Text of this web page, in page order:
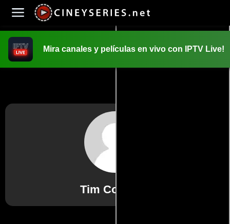
Mira canales y películas en vivo con IPTV Live!
Tim Connolly